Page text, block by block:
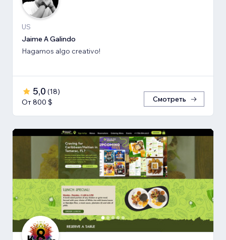
US
Jaime A Galindo
Hagamos algo creativo!
5,0 (18)
От 800 $
Смотреть